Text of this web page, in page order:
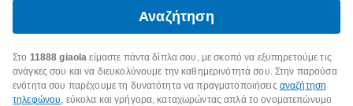
Αναζήτηση
Στο 11888 giaola είμαστε πάντα δίπλα σου, με σκοπό να εξυπηρετούμε τις
ανάγκες σου και να διευκολύνουμε την καθημερινότητά σου. Στην παρούσα
ενότητα σου παρέχουμε τη δυνατότητα να πραγματοποιήσεις αναζήτηση
τηλεφώνου, εύκολα και γρήγορα, καταχωρώντας απλά το ονοματεπώνυμο